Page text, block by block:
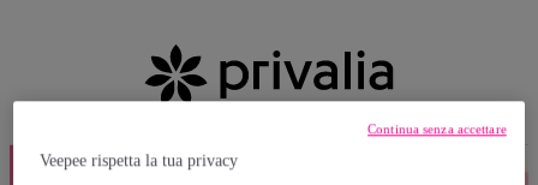
Veepee rispetta la tua privacy
Continua senza accettare